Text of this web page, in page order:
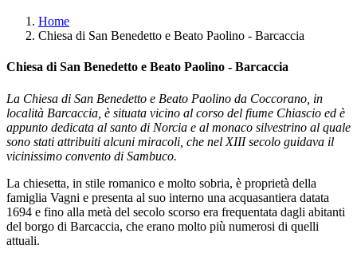
Home
Chiesa di San Benedetto e Beato Paolino - Barcaccia
Chiesa di San Benedetto e Beato Paolino - Barcaccia
La Chiesa di San Benedetto e Beato Paolino da Coccorano, in
località Barcaccia, è situata vicino al corso del fiume Chiascio ed è
appunto dedicata al santo di Norcia e al monaco silvestrino al quale
sono stati attribuiti alcuni miracoli, che nel XIII secolo guidava il
vicinissimo convento di Sambuco.
La chiesetta, in stile romanico e molto sobria, è proprietà della
famiglia Vagni e presenta al suo interno una acquasantiera datata
1694 e fino alla metà del secolo scorso era frequentata dagli abitanti
del borgo di Barcaccia, che erano molto più numerosi di quelli
attuali.